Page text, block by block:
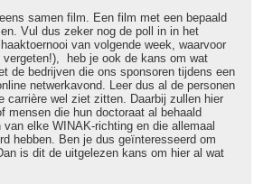
samen film. Een film met een bepaald
Vul dus zeker nog de poll in in het
van volgende week, waarvoor
heb je ook de kans om wat
de bedrijven die ons sponsoren tijdens een
netwerkavond. Leer dus al de personen
carrière wel ziet zitten. Daarbij zullen hier
mensen die hun doctoraat al behaald
van elke WINAK-richting en die allemaal
hebben. Ben je dus geïnteresseerd om
is dit de uitgelezen kans om hier al wat